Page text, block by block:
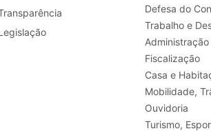
Defesa do
Fiscalização
Casa e
Mobilidade,
Ouvidoria